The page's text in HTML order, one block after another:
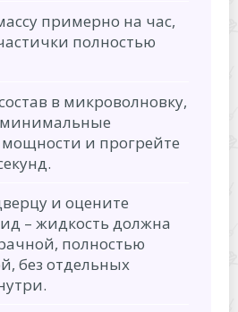
примерно на час,
полностью
в микроволновку,
минимальные
и прогрейте
и оцените
– жидкость должна
полностью
без отдельных